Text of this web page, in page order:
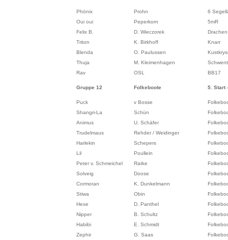
Phönix Prohn
6
Oui oui
Peperkorn
5mR
Felix B.
D. Wieczorek
Drachen
Triton
K. Birkhoff
Knarr
Blenda
O. Paulussen
Thuja
M. Kleimenhagen
Rav
OSL BB17
Gruppe 12 Folkeboote 5. Start -
Puck v Bosse
Shangri-La
Schün
Animus
U. Schäfer
Trudelmaus
Rehder / Weidinger
Harlekin
Schepers
Lil
Poullein
Peter v. Schmeichel
Ratke
Solveig
Doose
Cormoran
K. Dunkelmann
Stiwa
Obin
Hexe
D. Panthel
Nipper
B. Schultz
Habibi
E. Schmidt
Zephir
G. Saas